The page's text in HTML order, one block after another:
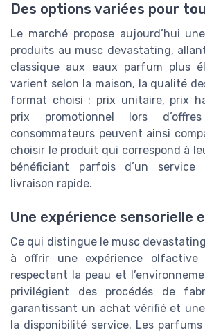
Des options variées pour
Le marché propose aujourd’hui
produits au musc devastating,
classique aux eaux parfum plus
varient selon la maison, la qualité
format choisi : prix unitaire, prix
prix promotionnel lors
consommateurs peuvent ainsi
choisir le produit qui correspond à
bénéficiant parfois d’un
livraison rapide.
Une expérience sensorielle
Ce qui distingue le musc
à offrir une expérience
respectant la peau et
privilégient des procédés de
garantissant un achat vérifié et
la disponibilité service. Les